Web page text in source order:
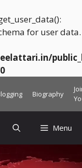
for user data.
Biography
Menu